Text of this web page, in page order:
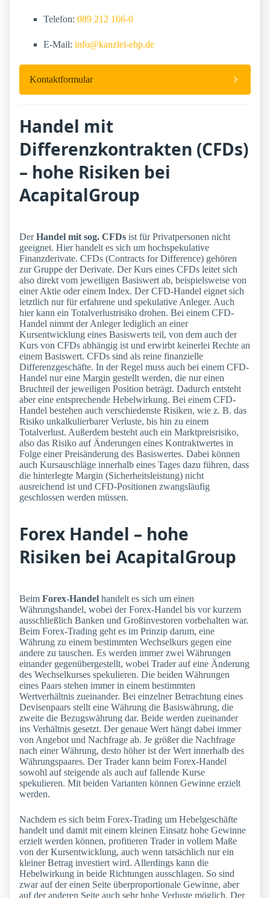
Telefon: 089 212 166-0
E-Mail: info@kanzlei-ebp.de
Kontaktformular
Handel mit
Differenzkontrakten (CFDs)
– hohe Risiken bei
AcapitalGroup
DerHandel mit sog. CFDs ist für Privatpersonen nicht
geeignet. Hier handelt es sich um hochspekulative
Finanzderivate. CFDs (Contracts for Difference) gehören
zur Gruppe der Derivate. Der Kurs eines CFDs leitet sich
also direkt vom jeweiligen Basiswert ab, beispielsweise von
einer Aktie oder einem Index. Der CFD-Handel eignet sich
letztlich nur für erfahrene und spekulative Anleger. Auch
hier kann ein Totalverlustrisiko drohen. Bei einem CFD-
Handel nimmt der Anleger lediglich an einer
Kursentwicklung eines Basiswerts teil, von dem auch der
Kurs von CFDs abhängig ist und erwirbt keinerlei Rechte an
einem Basiswert. CFDs sind als reine finanzielle
Differenzgeschäfte. In der Regel muss auch bei einem CFD-
Handel nur eine Margin gestellt werden, die nur einen
Bruchteil der jeweiligen Position beträgt. Dadurch entsteht
aber eine entsprechende Hebelwirkung. Bei einem CFD-
Handel bestehen auch verschiedenste Risiken, wie z. B. das
Risiko unkalkulierbarer Verluste, bis hin zu einem
Totalverlust. Außerdem besteht auch ein Marktpreisrisiko,
also das Risiko auf Änderungen eines Kontraktwertes in
Folge einer Preisänderung des Basiswertes. Dabei können
auch Kursauschläge innerhalb eines Tages dazu führen, dass
die hinterlegte Margin (Sicherheitsleistung) nicht
ausreichend ist und CFD-Positionen zwangsläufig
geschlossen werden müssen.
Forex Handel – hohe
Risiken bei AcapitalGroup
Beim Forex-Handel handelt es sich um einen
Währungshandel, wobei der Forex-Handel bis vor kurzem
ausschließlich Banken und Großinvestoren vorbehalten war.
Beim Forex-Trading geht es im Prinzip darum, eine
Währung zu einem bestimmten Wechselkurs gegen eine
andere zu tauschen. Es werden immer zwei Währungen
einander gegenübergestellt, wobei Trader auf eine Änderung
des Wechselkurses spekulieren. Die beiden Währungen
eines Paars stehen immer in einem bestimmten
Wertverhältnis zueinander. Bei einzelner Betrachtung eines
Devisenpaars stellt eine Währung die Basiswährung, die
zweite die Bezugswährung dar. Beide werden zueinander
ins Verhältnis gesetzt. Der genaue Wert hängt dabei immer
von Angebot und Nachfrage ab. Je größer die Nachfrage
nach einer Währung, desto höher ist der Wert innerhalb des
Währungspaares. Der Trader kann beim Forex-Handel
sowohl auf steigende als auch auf fallende Kurse
spekulieren. Mit beiden Varianten können Gewinne erzielt
werden.
Nachdem es sich beim Forex-Trading um Hebelgeschäfte
handelt und damit mit einem kleinen Einsatz hohe Gewinne
erzielt werden können, profitieren Trader in vollem Maße
von der Kursentwicklung, auch wenn tatsächlich nur ein
kleiner Betrag investiert wird. Allerdings kann die
Hebelwirkung in beide Richtungen ausschlagen. So sind
zwar auf der einen Seite überproportionale Gewinne, aber
auf der anderen Seite auch sehr hohe Verluste möglich. Der